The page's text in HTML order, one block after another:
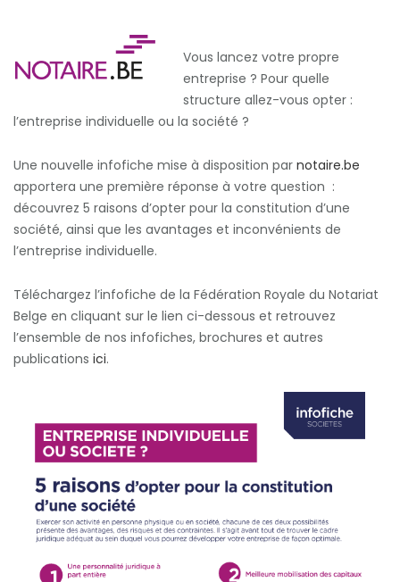
Vous lancez votre propre
entreprise ? Pour quelle
structure allez-vous opter :
l’entreprise individuelle ou la société ?
Une nouvelle infofiche mise à disposition par notaire.be
apportera une première réponse à votre question :
découvrez 5 raisons d’opter pour la constitution d’une
société, ainsi que les avantages et inconvénients de
l’entreprise individuelle.
Téléchargez l’infofiche de la Fédération Royale du Notariat
Belge en cliquant sur le lien ci-dessous et retrouvez
l’ensemble de nos infofiches, brochures et autres
publications ici.